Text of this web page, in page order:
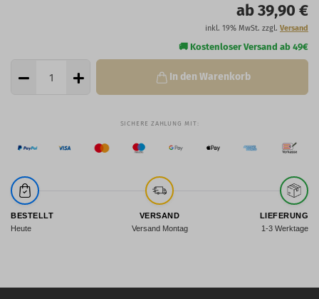
ab 39,90 €
inkl. 19% MwSt. zzgl. Versand
In den Warenkorb
BESTELLT
Heute
VERSAND
Versand Montag
LIEFERUNG
1-3 Werktage